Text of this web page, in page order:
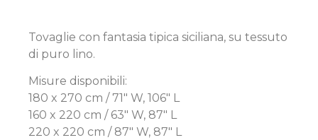
Tovaglie con fantasia tipica siciliana, su tessuto
di puro lino.
Misure disponibili:
180 x 270 cm / 71″ W, 106″ L
160 x 220 cm / 63″ W, 87″ L
220 x 220 cm / 87″ W, 87″ L